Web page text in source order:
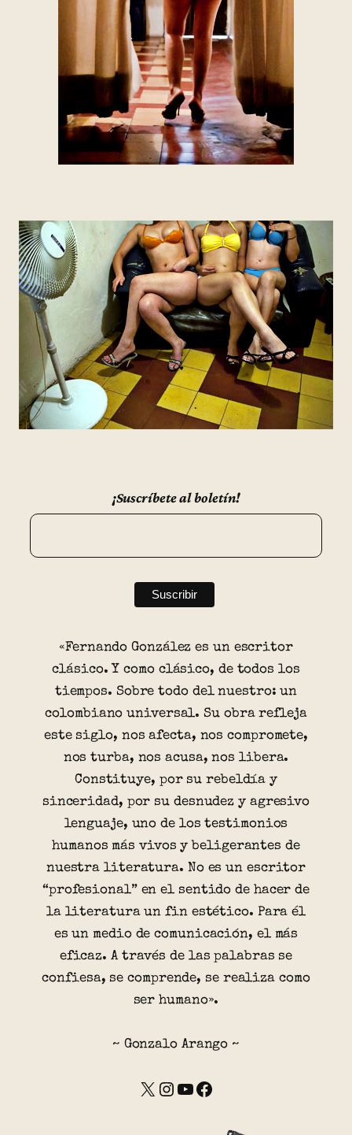
¡Suscríbete al boletín!
«Fernando González es un escritor
clásico. Y como clásico, de todos los
tiempos. Sobre todo del nuestro: un
colombiano universal. Su obra refleja
este siglo, nos afecta, nos compromete,
nos turba, nos acusa, nos libera.
Constituye, por su rebeldía y
sinceridad, por su desnudez y agresivo
lenguaje, uno de los testimonios
humanos más vivos y beligerantes de
nuestra literatura. No es un escritor
“profesional” en el sentido de hacer de
la literatura un fin estético. Para él
es un medio de comunicación, el más
eficaz. A través de las palabras se
confiesa, se comprende, se realiza como
ser humano».
~ Gonzalo Arango ~
X Instagram YouTube Facebook